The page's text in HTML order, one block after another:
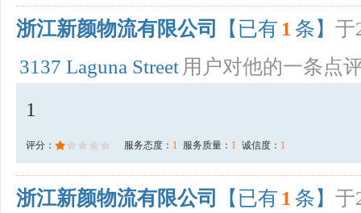
浙江新颜物流有限公司 【已有 1 条】 于
3137 Laguna Street 用户对他的一条点
1
评分： 服务态度： 1 服务质量： 1 诚信度： 1
浙江新颜物流有限公司 【已有 1 条】 于